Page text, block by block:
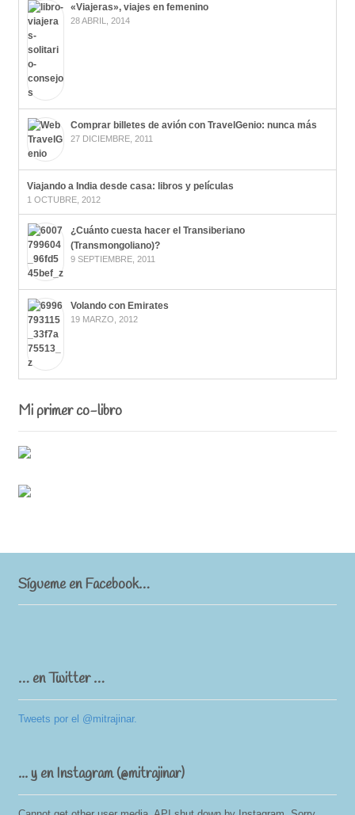
«Viajeras», viajes en femenino
28 ABRIL, 2014
Comprar billetes de avión con TravelGenio: nunca más
27 DICIEMBRE, 2011
Viajando a India desde casa: libros y películas
1 OCTUBRE, 2012
¿Cuánto cuesta hacer el Transiberiano
(Transmongoliano)?
9 SEPTIEMBRE, 2011
Volando con Emirates
19 MARZO, 2012
Mi primer co-libro
Sígueme en Facebook…
… en Twitter …
Tweets por el @mitrajinar.
... y en Instagram (@mitrajinar)